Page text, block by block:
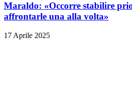
Maraldo: «Occorre stabilire
affrontarle una alla volta»
17 Aprile 2025